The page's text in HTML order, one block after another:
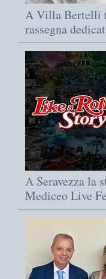
A Villa Bertelli
rassegna
A Seravezza la
Mediceo Live